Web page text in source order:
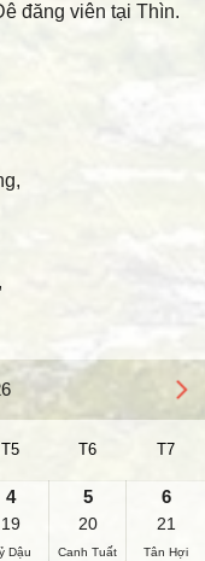
đăng viên tại Thìn.
T5 T6 T7
4
19
Dậu
5
20
Canh Tuất
6
21
Tân Hợi